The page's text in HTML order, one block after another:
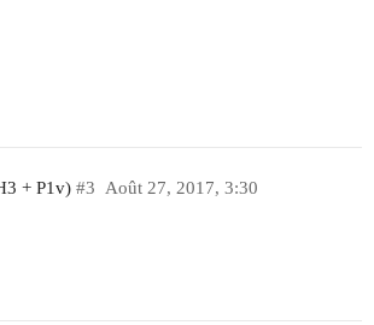
+ P1v) Août 27, 2017, 3:30
#3